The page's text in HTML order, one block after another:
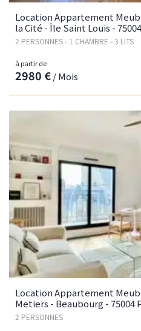
Location Appartement
la Cité - Île Saint Louis -
2 PERSONNES - 1 CHAMBRE - 3 LITS
à partir de
2980 €/ Mois
Location Appartement
Metiers - Beaubourg - 75004
2 PERSONNES